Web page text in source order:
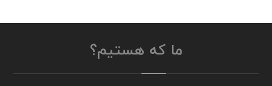
ما که هستیم؟